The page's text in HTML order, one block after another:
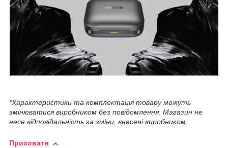
*Характеристики та комплектація товару можуть
змінюватися виробником без повідомлення. Магазин не
несе відповідальність за зміни, внесені виробником.
Приховати